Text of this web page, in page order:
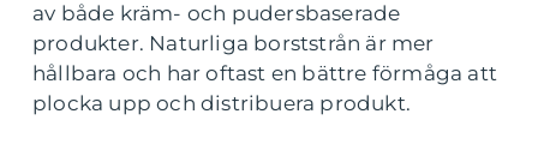
av både kräm- och pudersbaserade
produkter. Naturliga borststrån är mer
hållbara och har oftast en bättre förmåga att
plocka upp och distribuera produkt.